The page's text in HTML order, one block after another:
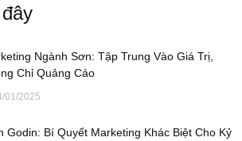
Ngành Sơn: Tập Trung Vào Giá Trị,
Chỉ Quảng Cáo
01/2025
Godin: Bí Quyết Marketing Khác Biệt Cho Kỷ